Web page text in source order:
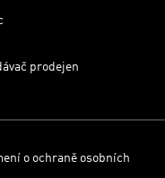
prodejen
o ochraně osobních